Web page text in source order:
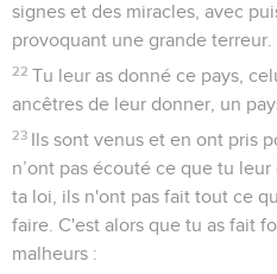
signes et des miracles, avec
provoquant une grande terreur.
22 Tu leur as donné ce pays,
ancêtres de leur donner, un
23 Ils sont venus et en ont pris
n’ont pas écouté ce que tu
ta loi, ils n'ont pas fait tout ce
faire. C'est alors que tu as fait
malheurs :